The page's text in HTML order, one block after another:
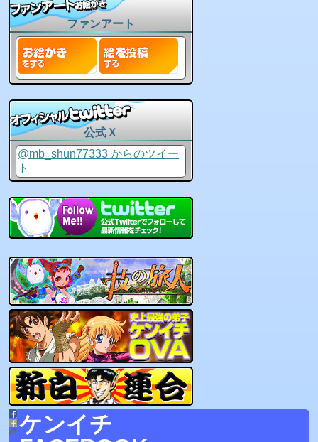
ファンアート
公式Ｘ
@mb_shun77333 からのツイー
ト
ケンイチ